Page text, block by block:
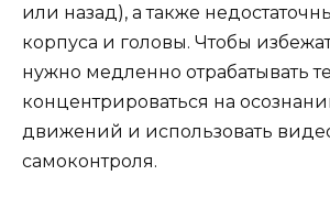
или назад), а также
корпуса и головы. Чтобы
нужно медленно отрабатывать
концентрироваться на
движений и использовать
самоконтроля.